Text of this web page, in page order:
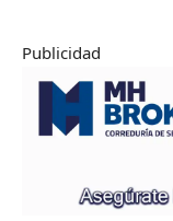
Publicidad